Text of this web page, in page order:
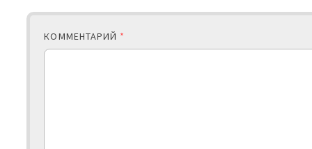
КОММЕНТАРИЙ *